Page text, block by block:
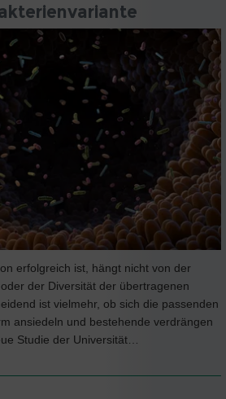
erfolgreich ist, hängt nicht von der
der Diversität der übertragenen
ist vielmehr, ob sich die passenden
ansiedeln und bestehende verdrängen
Studie der Universität…